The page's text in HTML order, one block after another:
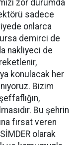
zor durumda
sadece
onlarca
demirci de
nakliyeci de
konulacak her
Bizim
Bu şehrin
fırsat veren
olarak